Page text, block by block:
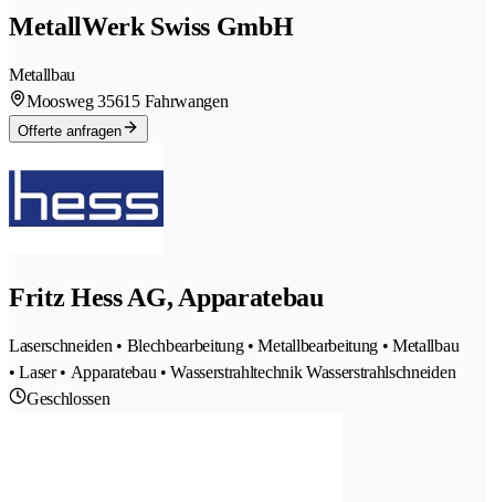
MetallWerk Swiss GmbH
Metallbau
Moosweg 35615 Fahrwangen
Offerte anfragen
Fritz Hess AG, Apparatebau
Laserschneiden • Blechbearbeitung • Metallbearbeitung • Metallbau
• Laser • Apparatebau • Wasserstrahltechnik Wasserstrahlschneiden
Geschlossen